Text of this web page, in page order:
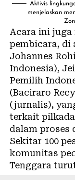
Aktivis
menjelaskan
Acara ini juga
pembicara, di
Johannes
Indonesia),
Pemilih
(Baciraro
(jurnalis),
terkait
dalam proses
Sekitar 100
komunitas
Tenggara